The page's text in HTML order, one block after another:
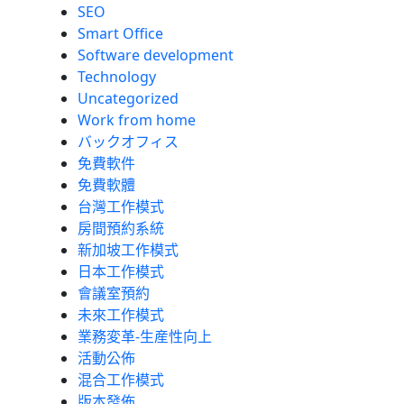
SEO
Smart Office
Software development
Technology
Uncategorized
Work from home
バックオフィス
免費軟件
免費軟體
台灣工作模式
房間預約系統
新加坡工作模式
日本工作模式
會議室預約
未來工作模式
業務変革-生産性向上
活動公佈
混合工作模式